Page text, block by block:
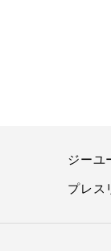
ジーユ
プレス